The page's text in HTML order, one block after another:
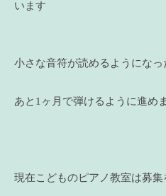
います
小さな音符が読めるようにな
あと1ヶ月で弾けるように進め
現在こどものピアノ教室は募